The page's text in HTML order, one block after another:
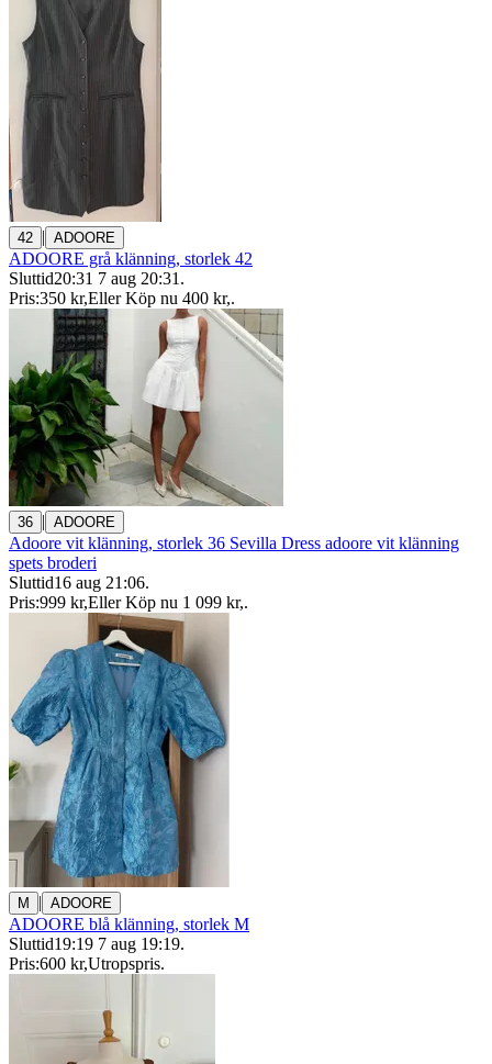
42 | ADOORE
ADOORE grå klänning, storlek 42
Sluttid20:31 7 aug 20:31 .
Pris:350 kr,Eller Köp nu 400 kr,.
36 | ADOORE
Adoore vit klänning, storlek 36 Sevilla Dress adoore vit klänning
spets broderi
Sluttid16 aug 21:06.
Pris:999 kr,Eller Köp nu 1 099 kr,.
M | ADOORE
ADOORE blå klänning, storlek M
Sluttid19:19 7 aug 19:19.
Pris:600 kr,Utropspris.